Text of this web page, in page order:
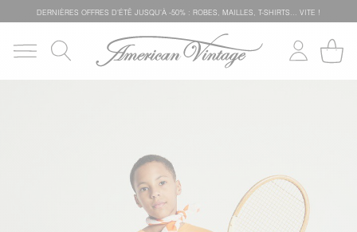
DERNIÈRES OFFRES D'ÉTÊ JUSQU'À -50% : ROBES, MAILLES, T-SHIRTS... VITE !